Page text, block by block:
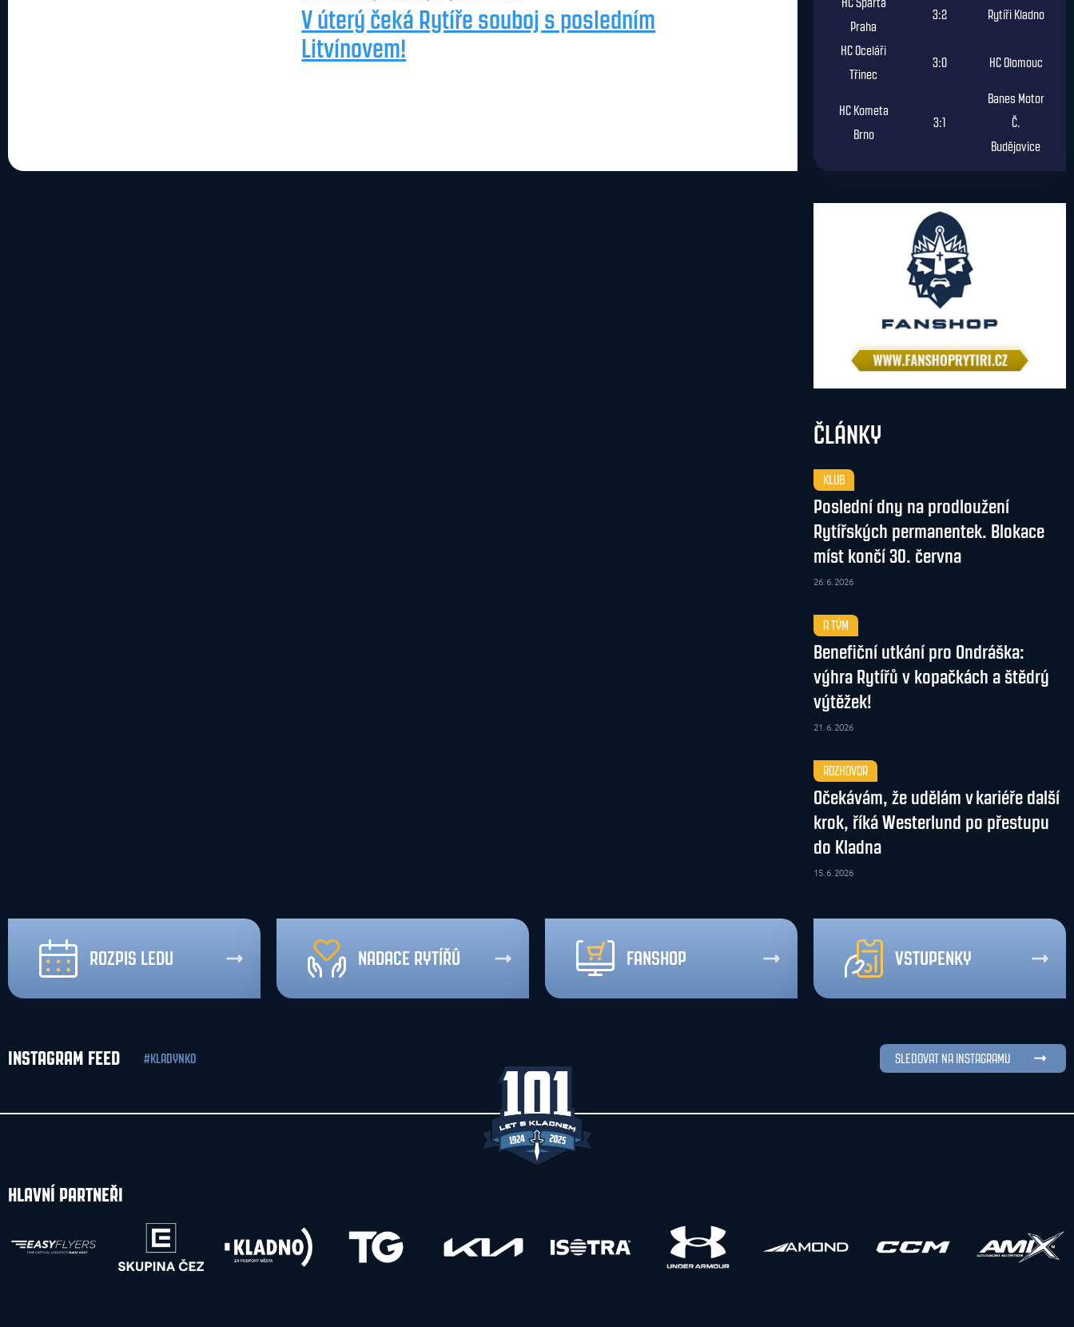
V úterý čeká Rytíře souboj s posledním
Litvínovem!
HC Sparta
Praha
3:2 Rytíři Kladno
HC Oceláři
Třinec
3:0 HC Olomouc
HC Kometa
Brno
3:1
Banes Motor
Č.
Budějovice
ČLÁNKY
KLUB
Poslední dny na prodloužení
Rytířských permanentek. Blokace
míst končí 30. června
26. 6. 2026
A TÝM
Benefiční utkání pro Ondráška:
výhra Rytířů v kopačkách a štědrý
výtěžek!
21. 6. 2026
ROZHOVOR
Očekávám, že udělám v kariéře další
krok, říká Westerlund po přestupu
do Kladna
15. 6. 2026
ROZPIS LEDU NADACE RYTÍŘŮ FANSHOP VSTUPENKY
INSTAGRAM FEED #KLADYNKO SLEDOVAT NA INSTAGRAMU
HLAVNÍ PARTNEŘI